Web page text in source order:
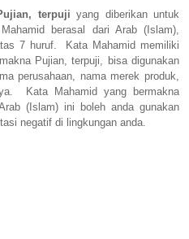
terpuji yang diberikan untuk
berasal dari Arab (Islam),
7 huruf. Kata Mahamid memiliki
Pujian, terpuji, bisa digunakan
perusahaan, nama merek produk,
Kata Mahamid yang bermakna
(Islam) ini boleh anda gunakan
negatif di lingkungan anda.